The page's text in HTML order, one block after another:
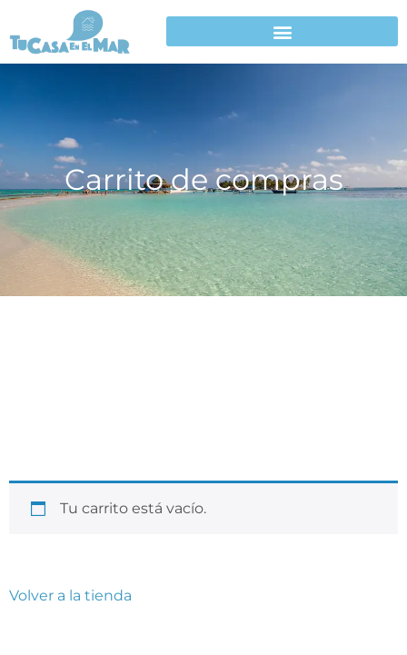
Carrito de compras
Tu carrito está vacío.
Volver a la tienda